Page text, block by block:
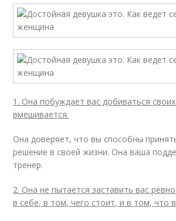
1. Она побуждает вас добиваться
вмешивается.
Она доверяет, что вы способны
решение в своей жизни. Она ваша
тренер.
2. Она не пытается заставить вас
в себе, в том, чего стоит, и в том, что